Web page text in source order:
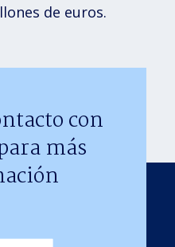
de euros.
con
más